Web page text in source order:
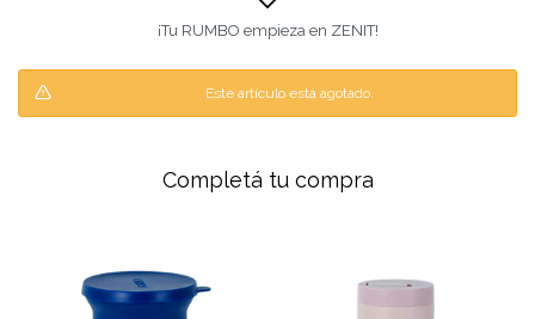
¡Tu RUMBO empieza en ZENIT!
Este artículo está agotado.
Completá tu compra